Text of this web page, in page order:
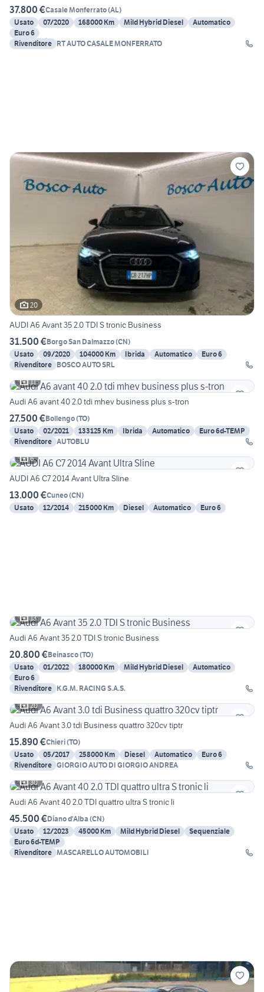
37.800 €Casale Monferrato(AL)
Usato
07/2020 168000 Km Mild Hybrid Diesel
Automatico
Euro 6
Rivenditore RT AUTO CASALE MONFERRATO
20
AUDI A6 Avant 35 2.0 TDI S tronic Business
31.500 €Borgo San Dalmazzo(CN)
Usato
09/2020 104000 Km Ibrida Automatico
Euro 6
Rivenditore BOSCO AUTO SRL
11
Audi A6 avant 40 2.0 tdi mhev business plus s-tron
27.500 €Bollengo(TO)
Usato
02/2021 133125 Km Ibrida Automatico
Euro 6d-TEMP
Rivenditore AUTOBLU
6
AUDI A6 C7 2014 Avant Ultra Sline
13.000 €Cuneo(CN)
Usato
12/2014 215000 Km Diesel Automatico Euro 6
13
Audi A6 Avant 35 2.0 TDI S tronic Business
20.800 €Beinasco(TO)
Usato
01/2022 180000 Km Mild Hybrid Diesel
Automatico
Euro 6
Rivenditore K.G.M. RACING S.A.S.
20
Audi A6 Avant 3.0 tdi Business quattro 320cv tiptr
15.890 €Chieri(TO)
Usato
05/2017 258000 Km Diesel Automatico
Euro 6
Rivenditore GIORGIO AUTO DI GIORGIO ANDREA
30
Audi A6 Avant 40 2.0 TDI quattro ultra S tronic li
45.500 €Diano d'Alba (CN)
Usato
12/2023 45000 Km Mild Hybrid Diesel
Sequenziale
Euro 6d-TEMP
Rivenditore MASCARELLO AUTOMOBILI